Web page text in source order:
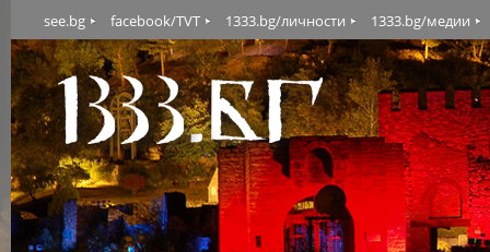
see.bg facebook/TVT 1333.bg/личности 1333.bg/медии